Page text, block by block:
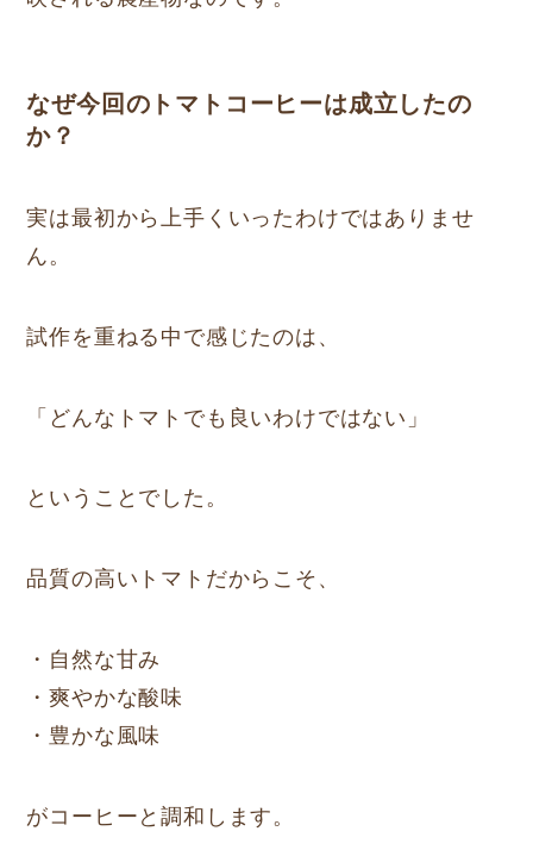
なぜ今回のトマトコーヒーは成立したの
か？
実は最初から上手くいったわけではありませ
ん。
試作を重ねる中で感じたのは、
「どんなトマトでも良いわけではない」
ということでした。
品質の高いトマトだからこそ、
・自然な甘み
・爽やかな酸味
・豊かな風味
がコーヒーと調和します。